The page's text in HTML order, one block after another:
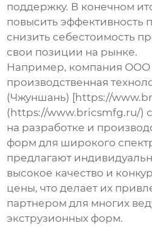
поддержку. В конечном
повысить эффективность
снизить себестоимость
свои позиции на рынке.
Например, компания ООО
производственная
(Чжуншань) [https://
(https://www.bricsmfg.ru/)
на разработке и
форм для широкого
предлагают
высокое качество и
цены, что делает их
партнером для многих
экструзионных форм.